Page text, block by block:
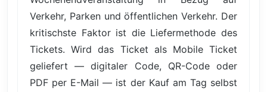
Verkehr, Parken und öffentlichen Verkehr. Der
kritischste Faktor ist die Liefermethode des
Tickets. Wird das Ticket als Mobile Ticket
geliefert — digitaler Code, QR-Code oder
PDF per E-Mail — ist der Kauf am Tag selbst